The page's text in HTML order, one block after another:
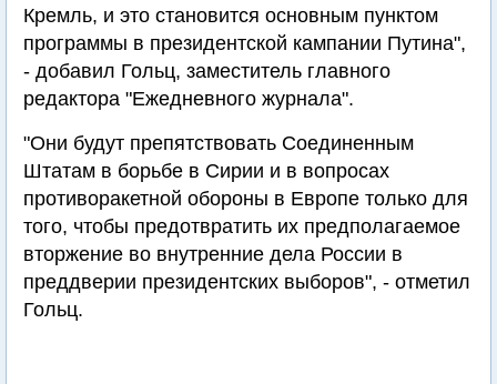
Кремль, и это становится основным пунктом
программы в президентской кампании Путина",
- добавил Гольц, заместитель главного
редактора "Ежедневного журнала".
"Они будут препятствовать Соединенным
Штатам в борьбе в Сирии и в вопросах
противоракетной обороны в Европе только для
того, чтобы предотвратить их предполагаемое
вторжение во внутренние дела России в
преддверии президентских выборов", - отметил
Гольц.